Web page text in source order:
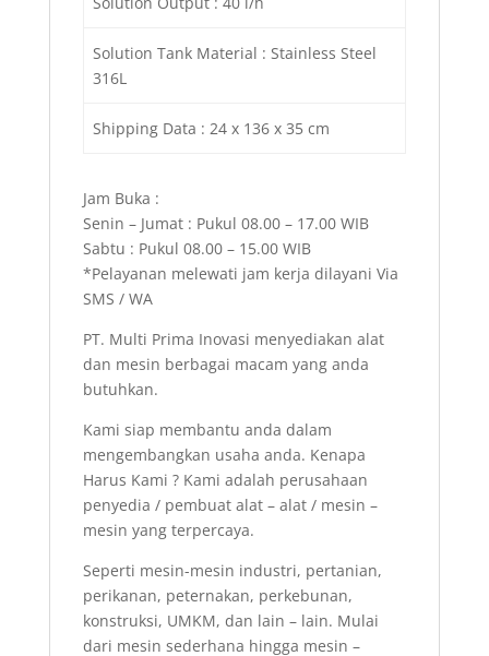
Solution Tank Material : Stainless Steel
316L
Shipping Data : 24 x 136 x 35 cm
Jam Buka :
Senin – Jumat : Pukul 08.00 – 17.00 WIB
Sabtu : Pukul 08.00 – 15.00 WIB
*Pelayanan melewati jam kerja dilayani Via
SMS / WA
PT. Multi Prima Inovasi menyediakan alat
dan mesin berbagai macam yang anda
butuhkan.
Kami siap membantu anda dalam
mengembangkan usaha anda. Kenapa
Harus Kami ? Kami adalah perusahaan
penyedia / pembuat alat – alat / mesin –
mesin yang terpercaya.
Seperti mesin-mesin industri, pertanian,
perikanan, peternakan, perkebunan,
konstruksi, UMKM, dan lain – lain. Mulai
dari mesin sederhana hingga mesin –